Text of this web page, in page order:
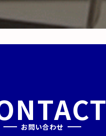
お問い合わせ